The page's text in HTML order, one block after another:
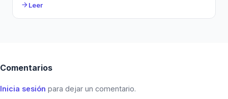
arrow_forward Leer
Comentarios
Inicia sesión para dejar un comentario.